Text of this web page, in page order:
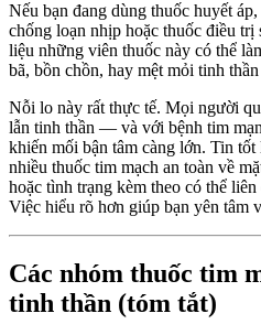
Nếu bạn đang dùng thuốc huyết
chống loạn nhịp hoặc thuốc điều
liệu những viên thuốc này có thể
bã, bồn chồn, hay mệt mỏi tinh
Nỗi lo này rất thực tế. Mọi người
lẫn tinh thần — và với bệnh tim
khiến mối bận tâm càng lớn. Tin
nhiều thuốc tim mạch an toàn về
hoặc tình trạng kèm theo có thể
Việc hiểu rõ hơn giúp bạn yên tâm
Các nhóm thuốc tim
tinh thần (tóm tắt)